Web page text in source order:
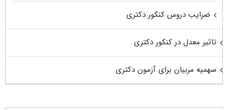
ضرایب دروس کنکور دکتری
تاثیر معدل در کنکور دکتری
سهمیه مربیان برای آزمون دکتری